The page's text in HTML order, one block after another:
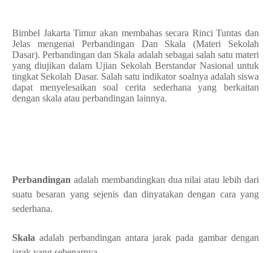
Bimbel Jakarta Timur akan membahas secara Rinci Tuntas dan
Jelas mengenai Perbandingan Dan Skala (Materi Sekolah
Dasar). Perbandingan dan Skala adalah sebagai salah satu materi
yang diujikan dalam Ujian Sekolah Berstandar Nasional untuk
tingkat Sekolah Dasar. Salah satu indikator soalnya adalah siswa
dapat menyelesaikan soal cerita sederhana yang berkaitan
dengan skala atau perbandingan lainnya.
Perbandingan adalah membandingkan dua nilai atau lebih dari
suatu besaran yang sejenis dan dinyatakan dengan cara yang
sederhana.
Skala adalah perbandingan antara jarak pada gambar dengan